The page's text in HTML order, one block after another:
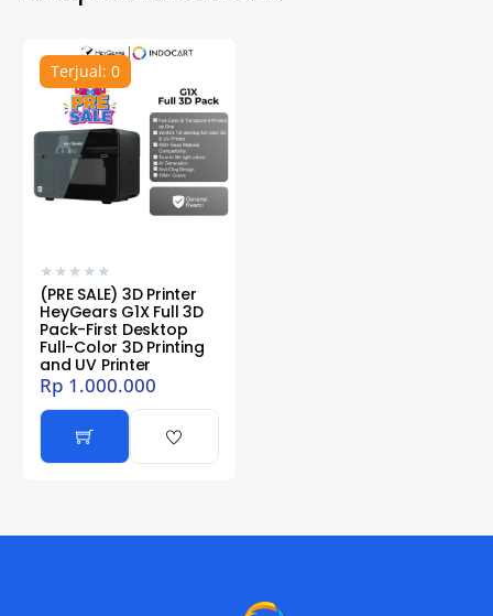
Terjual: 0
★ ★ ★ ★ ★
(PRE SALE) 3D Printer
HeyGears G1X Full 3D
Pack-First Desktop
Full-Color 3D Printing
and UV Printer
Rp 1.000.000